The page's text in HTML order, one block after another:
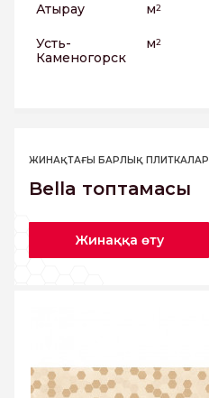
Атырау м2
Усть-
Каменогорск
м2
ЖИНАҚТАҒЫ БАРЛЫҚ ПЛИТКАЛАР
Bella топтамасы
Жинаққа өту